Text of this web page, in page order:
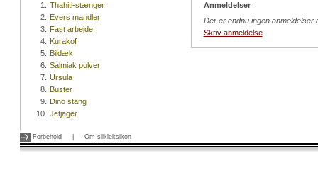
1.
Thahiti-stænger
2. Evers mandler
3. Fast arbejde
4. Kurakof
5. Bildæk
6. Salmiak pulver
7. Ursula
8. Buster
9. Dino stang
10. Jetjager
Anmeldelser
Der er endnu ingen anmeldelser
Skriv anmeldelse
Forbehold Om slikleksikon